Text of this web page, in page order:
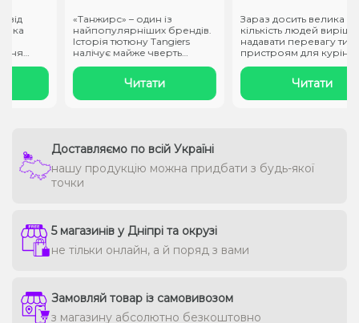
«Танжирс» – один із
найпопулярніших брендів.
Історія тютюну Tangiers
налічує майже чверть
століття. ..
Читати
Зараз досить велика
кількість людей вирішує
надавати перевагу тим
пристроям для куріння,
не ство..
Читати
Доставляємо по всій Україні
нашу продукцію можна придбати з будь-якої
точки
5 магазинів у Дніпрі та окрузі
не тільки онлайн, а й поряд з вами
Замовляй товар із самовивозом
з магазину абсолютно безкоштовно